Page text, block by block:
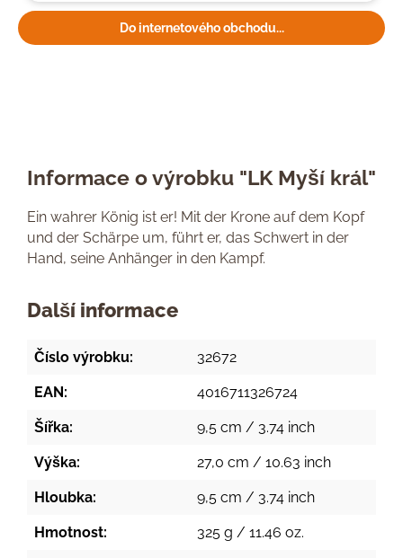
Do internetového obchodu...
Informace o výrobku "LK Myší král"
Ein wahrer König ist er! Mit der Krone auf dem Kopf
und der Schärpe um, führt er, das Schwert in der
Hand, seine Anhänger in den Kampf.
Další informace
Číslo výrobku: 32672
EAN: 4016711326724
Šířka: 9,5 cm / 3.74 inch
Výška: 27,0 cm / 10.63 inch
Hloubka: 9,5 cm / 3.74 inch
Hmotnost: 325 g / 11.46 oz.